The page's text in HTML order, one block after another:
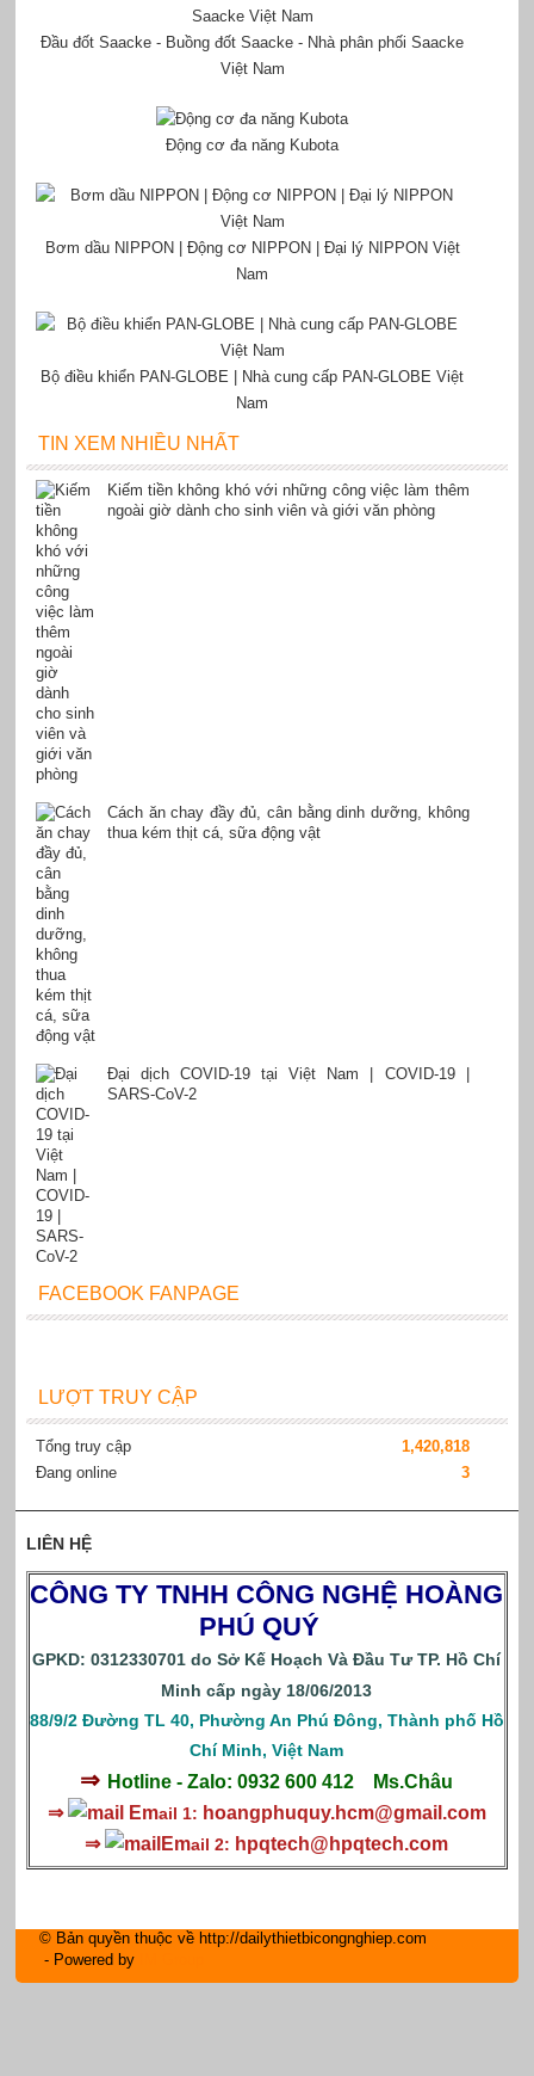
Đầu đốt Saacke - Buồng đốt Saacke - Nhà phân phối Saacke
Việt Nam
Động cơ đa năng Kubota
Bơm dầu NIPPON | Động cơ NIPPON | Đại lý NIPPON Việt
Nam
Bộ điều khiển PAN-GLOBE | Nhà cung cấp PAN-GLOBE Việt
Nam
TIN XEM NHIỀU NHẤT
Kiếm tiền không khó với những công việc làm thêm
ngoài giờ dành cho sinh viên và giới văn phòng
Cách ăn chay đầy đủ, cân bằng dinh dưỡng, không
thua kém thịt cá, sữa động vật
Đại dịch COVID-19 tại Việt Nam | COVID-19 |
SARS-CoV-2
FACEBOOK FANPAGE
LƯỢT TRUY CẬP
Tổng truy cập
1,420,818
Đang online
3
LIÊN HỆ
CÔNG TY TNHH CÔNG NGHỆ HOÀNG
PHÚ QUÝ
GPKD: 0312330701 do Sở Kế Hoạch Và Đầu Tư TP. Hồ Chí
Minh cấp ngày 18/06/2013
88/9/2 Đường TL 40, Phường An Phú Đông, Thành phố Hồ
Chí Minh, Việt Nam
⇒ Hotline - Zalo: 0932 600 412
Ms.Châu
⇒
Email 1: hoangphuquy.hcm@gmail.com
⇒
Email 2: hpqtech@hpqtech.com
© Bản quyền thuộc về http://dailythietbicongnghiep.com
- Powered by